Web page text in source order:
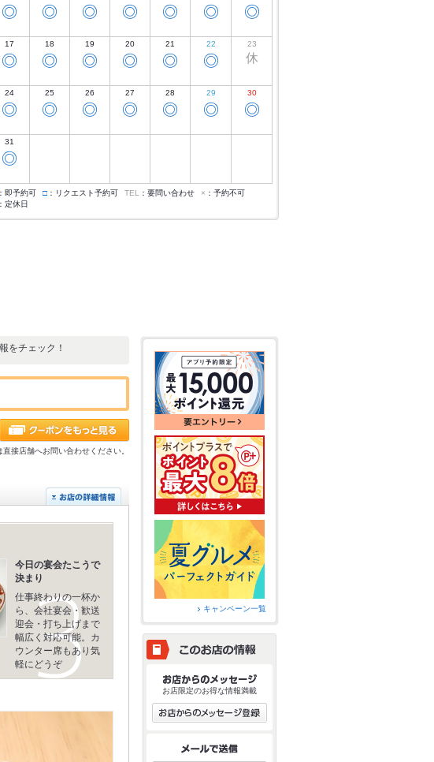
◎ ◎ ◎ ◎ ◎ ◎ ◎
17
◎
18
◎
19
◎
20
◎
21
◎
22
◎
23
休
24
◎
25
◎
26
◎
27
◎
28
◎
29
◎
30
◎
31
◎
：即予約可 □ ：リクエスト予約可 TEL ：要問い合わせ × ：予約不可
：定休日
をチェック！
接店舗へお問い合わせください。
今日の宴会たこうで
決まり
仕事終わりの一杯か
ら、会社宴会・歓送
迎会・打ち上げまで
幅広く対応可能。カ
ウンター席もあり気
軽にどうぞ
キャンペーン一覧
お店限定のお得な情報満載